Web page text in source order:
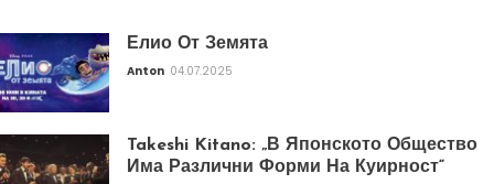
Елио От Земята
Anton 04.07.2025
Takeshi Kitano: „В Японското Общество
Има Различни Форми На Куирност“